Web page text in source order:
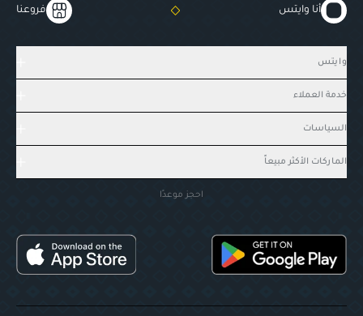
أنا وايتس فروعنا
وايتس
خدمة العملاء
السياسات
الماركات الأكثر مبيعاً
احجز موعدًا